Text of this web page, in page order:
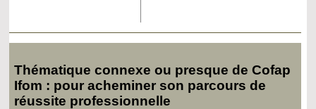
Thématique connexe ou presque de Cofap
Ifom : pour acheminer son parcours de
réussite professionnelle